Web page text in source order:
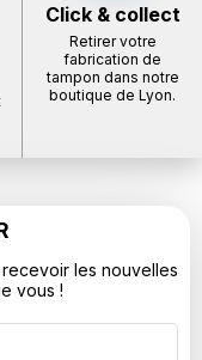
Click & collect
Retirer votre
fabrication de
tampon dans notre
boutique de Lyon.
les nouvelles
vous !